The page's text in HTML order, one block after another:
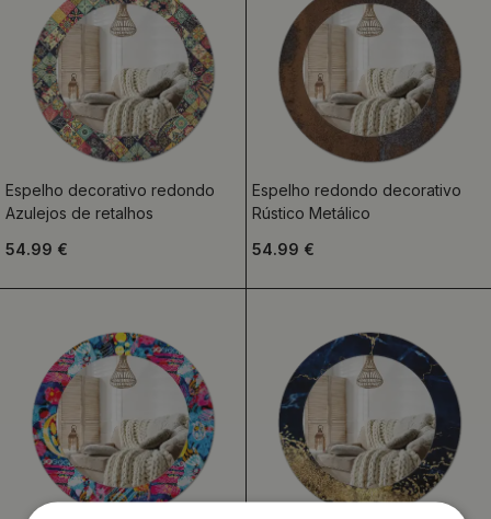
Espelho decorativo redondo
Azulejos de retalhos
54.99 €
Espelho redondo decorativo
Rústico Metálico
54.99 €